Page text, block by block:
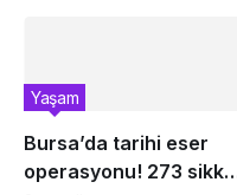
Bursa’da tarihi eser
operasyonu! 273 sikke
Yaşam